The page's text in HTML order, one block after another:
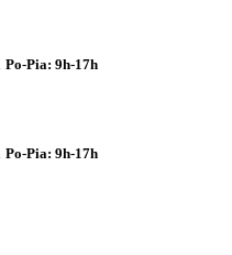
Po-Pia: 9h-17h
Po-Pia: 9h-17h